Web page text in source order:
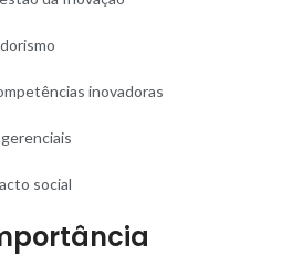
inovadoras
social